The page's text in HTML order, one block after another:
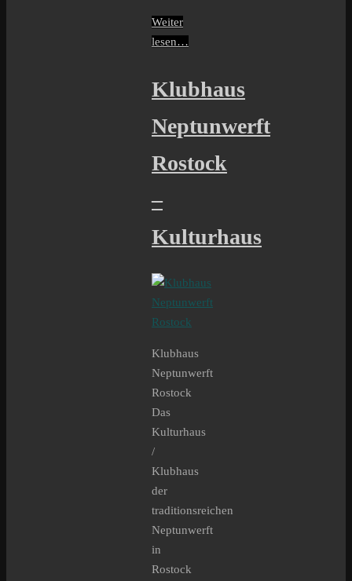
Weiter
lesen…
Klubhaus
Neptunwerft
Rostock
–
Kulturhaus
Klubhaus
Neptunwerft
Rostock
Das
Kulturhaus
/
Klubhaus
der
traditionsreichen
Neptunwerft
in
Rostock